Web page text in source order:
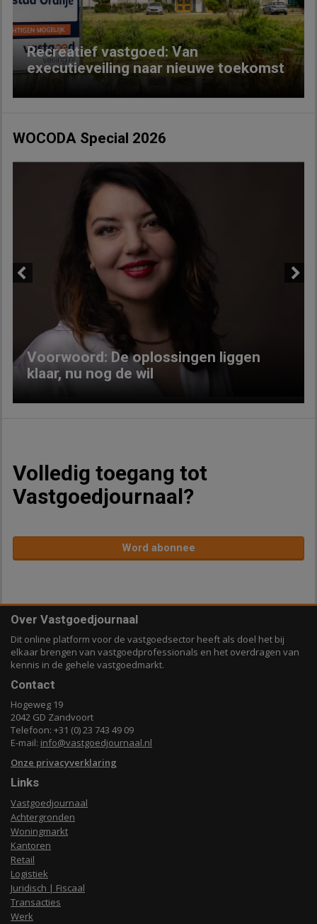
Recreatief vastgoed: Van
executieveiling naar nieuwe toekomst
WOCODA Special 2026
Voorwoord: De oplossingen liggen
klaar, nu nog de wil
Volledig toegang tot
Vastgoedjournaal?
Word abonnee
Over Vastgoedjournaal
Dit online platform voor de vastgoedsector heeft als doel het bij
elkaar brengen van vastgoedprofessionals en het overdragen van
kennis in de gehele vastgoedmarkt.
Contact
Hogeweg 19
2042 GD Zandvoort
Telefoon: +31 (0) 23 743 49 09
E-mail: info@vastgoedjournaal.nl
Onze privacyverklaring
Links
Vastgoedjournaal
Achtergronden
Woningmarkt
Kantoren
Retail
Logistiek
Juridisch | Fiscaal
Transacties
Werk